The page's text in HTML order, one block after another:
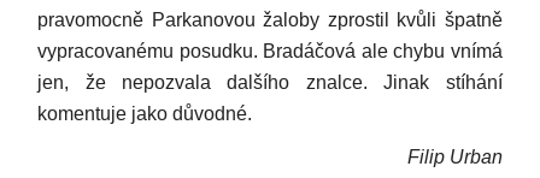
pravomocně Parkanovou žaloby zprostil kvůli špatně
vypracovanému posudku. Bradáčová ale chybu vnímá
jen, že nepozvala dalšího znalce. Jinak stíhání
komentuje jako důvodné.
Filip Urban